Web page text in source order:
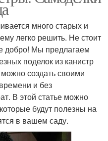
много старых и
легко решить. Не стоит
добро! Мы предлагаем
поделок из канистр
создать своими
и без
В этой статье можно
будут полезны на
в вашем саду.